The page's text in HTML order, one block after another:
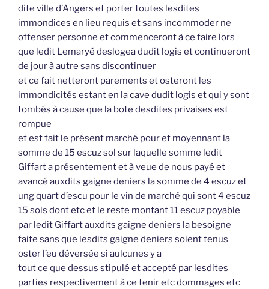
dite ville d’Angers et porter toutes lesdites
immondices en lieu requis et sans incommoder ne
offenser personne et commenceront à ce faire lors
que ledit Lemaryé deslogea dudit logis et continueront
de jour à autre sans discontinuer
et ce fait netteront parements et osteront les
immondicités estant en la cave dudit logis et qui y sont
tombés à cause que la bote desdites privaises est
rompue
et est fait le présent marché pour et moyennant la
somme de 15 escuz sol sur laquelle somme ledit
Giffart a présentement et à veue de nous payé et
avancé auxdits gaigne deniers la somme de 4 escuz et
ung quart d’escu pour le vin de marché qui sont 4 escuz
15 sols dont etc et le reste montant 11 escuz poyable
par ledit Giffart auxdits gaigne deniers la besoigne
faite sans que lesdits gaigne deniers soient tenus
oster l’eu déversée si aulcunes y a
tout ce que dessus stipulé et accepté par lesdites
parties respectivement à ce tenir etc dommages etc